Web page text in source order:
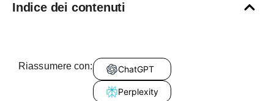
Indice dei contenuti
Riassumere con: ChatGPT
Perplexity